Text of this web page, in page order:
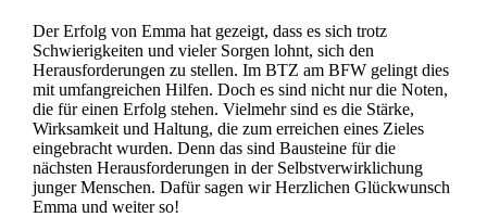
Der Erfolg von Emma hat gezeigt, dass es sich trotz
Schwierigkeiten und vieler Sorgen lohnt, sich den
Herausforderungen zu stellen. Im BTZ am BFW gelingt dies
mit umfangreichen Hilfen. Doch es sind nicht nur die Noten,
die für einen Erfolg stehen. Vielmehr sind es die Stärke,
Wirksamkeit und Haltung, die zum erreichen eines Zieles
eingebracht wurden. Denn das sind Bausteine für die
nächsten Herausforderungen in der Selbstverwirklichung
junger Menschen. Dafür sagen wir Herzlichen Glückwunsch
Emma und weiter so!